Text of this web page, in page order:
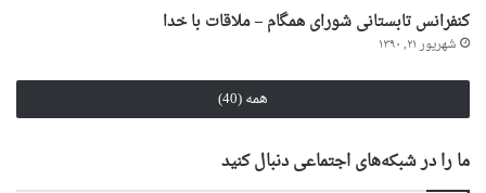
کنفرانس تابستانی شورای همگام – ملاقات با خدا
شهریور ۲۱, ۱۳۹۰
همه (40)
ما را در شبکه‌های اجتماعی دنبال کنید